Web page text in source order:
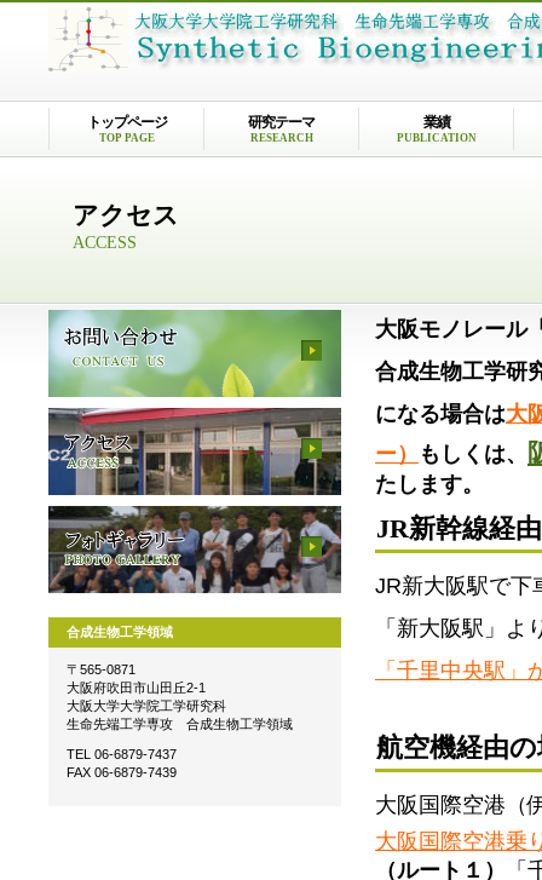
アクセス
ACCESS
大阪モノレール
合成生物工学研
になる場合は大
ー）
もしくは、
たします。
JR新幹線経
JR新大阪駅で下
「新大阪駅」
「千里中央駅」
航空機経由
大阪国際空港（
大阪国際空港乗
（ルート１）
トップページ
TOP PAGE
研究テーマ
RESEARCH
業績
PUBLICATION
合成生物工学領域
〒565-0871
大阪府吹田市山田丘2-1
大阪大学大学院工学研究科
生命先端工学専攻 合成生物工学領域
TEL 06-6879-7437
FAX 06-6879-7439